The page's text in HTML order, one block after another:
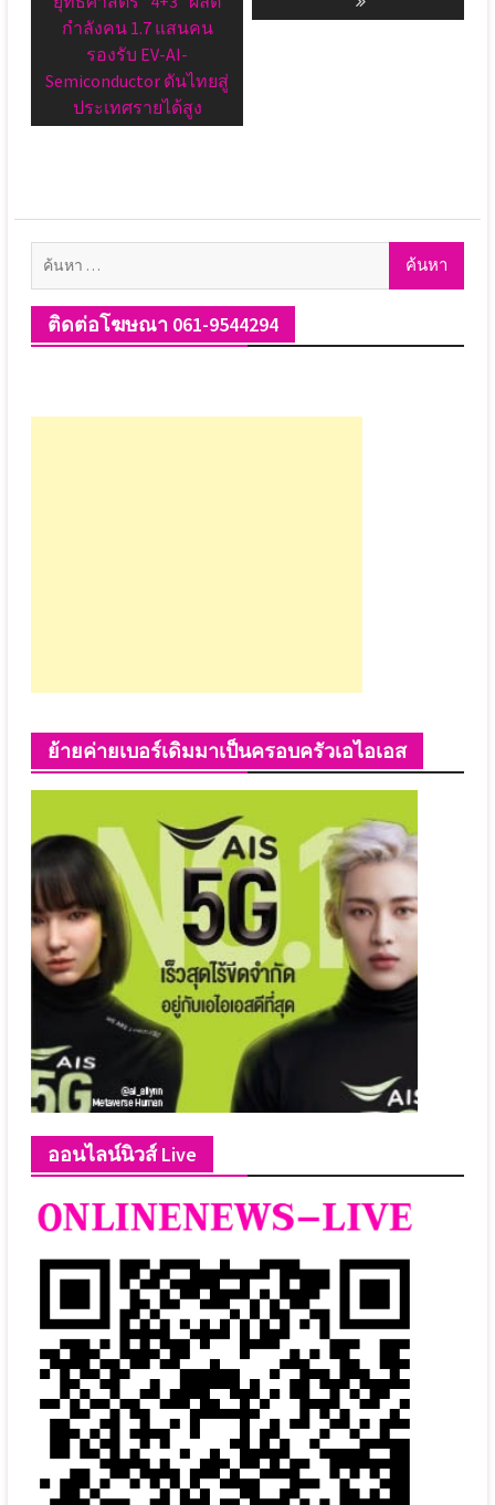
กำลังคน 1.7 แสนคน
รองรับ EV-AI-
Semiconductor ดันไทยสู่
ประเทศรายได้สูง
ค้นหา
ติดต่อโฆษณา 061-9544294
ย้ายค่ายเบอร์เดิมมาเป็นครอบครัวเอไอเอส
ออนไลน์นิวส์ Live